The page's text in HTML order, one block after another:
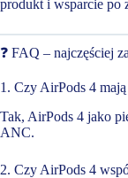
produkt i wsparcie po
❓ FAQ – najczęściej
1. Czy AirPods 4
Tak, AirPods 4 jako
ANC.
2. Czy AirPods 4